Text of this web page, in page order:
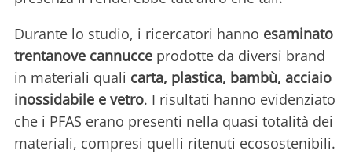
Durante lo studio, i ricercatori hanno esaminato
trentanove cannucce prodotte da diversi brand
in materiali quali carta, plastica, bambù, acciaio
inossidabile e vetro. I risultati hanno evidenziato
che i PFAS erano presenti nella quasi totalità dei
materiali, compresi quelli ritenuti ecosostenibili.